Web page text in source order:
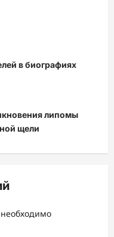
в биографиях
липомы
щели